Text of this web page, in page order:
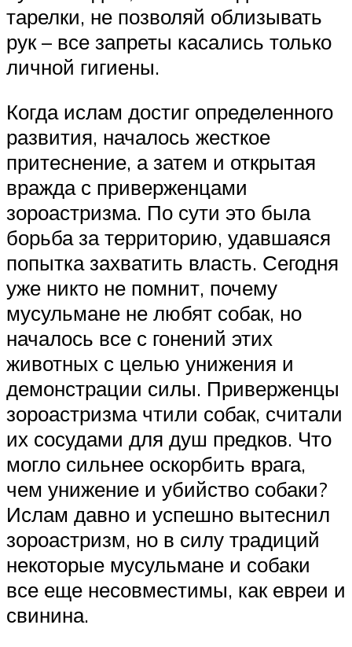
тарелки, не позволяй облизывать
рук – все запреты касались только
личной гигиены.
Когда ислам достиг определенного
развития, началось жесткое
притеснение, а затем и открытая
вражда с приверженцами
зороастризма. По сути это была
борьба за территорию, удавшаяся
попытка захватить власть. Сегодня
уже никто не помнит, почему
мусульмане не любят собак, но
началось все с гонений этих
животных с целью унижения и
демонстрации силы. Приверженцы
зороастризма чтили собак, считали
их сосудами для душ предков. Что
могло сильнее оскорбить врага,
чем унижение и убийство собаки?
Ислам давно и успешно вытеснил
зороастризм, но в силу традиций
некоторые мусульмане и собаки
все еще несовместимы, как евреи и
свинина.